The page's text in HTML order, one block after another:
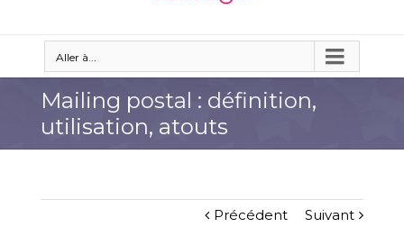
Aller à...
Mailing postal : définition,
utilisation, atouts
Précédent Suivant